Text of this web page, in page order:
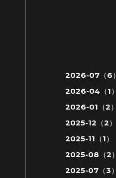
2026-07（6）
2026-04（1）
2026-01（2）
2025-12（2）
2025-11（1）
2025-08（2）
2025-07（3）